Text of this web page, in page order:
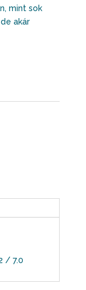
mint sok
akár
/ 7.0